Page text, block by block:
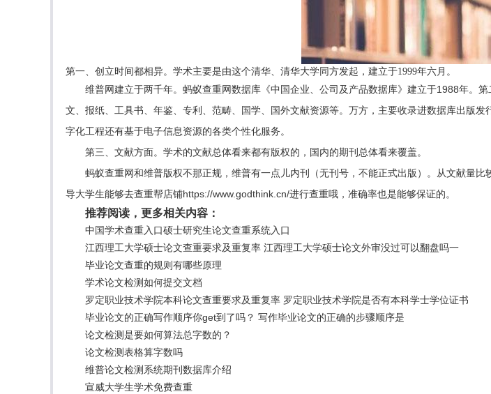
第一、创立时间都相异。学术主要是由这个清华、清华大学同方发起，建立于1999年六月。
维普网建立于两千年。蚂蚁查重网数据库《中国企业、公司及产品数据库》建立于1988年。
文、报纸、工具书、年鉴、专利、范畴、国学、国外文献资源等。万方，主要收录进数据库出版
字化工程还有基于电子信息资源的各类个性化服务。
第三、文献方面。学术的文献总体看来都有版权的，国内的期刊总体看来覆盖。
蚂蚁查重网和维普版权不那正规，维普有一点儿内刊（无刊号，不能正式出版）。从文献量
导大学生能够去查重帮店铺https://www.godthink.cn/进行查重哦，准确率也是能够保证的。
推荐阅读，更多相关内容：
中国学术查重入口硕士研究生论文查重系统入口
江西理工大学硕士论文查重要求及重复率 江西理工大学硕士论文外审没过可以翻盘吗一
毕业论文查重的规则有哪些原理
学术论文检测如何提交文档
罗定职业技术学院本科论文查重要求及重复率 罗定职业技术学院是否有本科学士学位证书
毕业论文的正确写作顺序你get到了吗？ 写作毕业论文的正确的步骤顺序是
论文检测是要如何算法总字数的？
论文检测表格算字数吗
维普论文检测系统期刊数据库介绍
宣威大学生学术免费查重